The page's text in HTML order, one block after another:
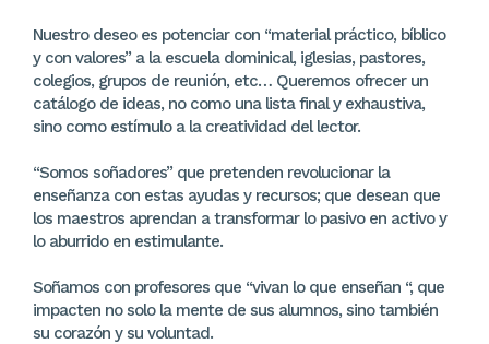
Nuestro deseo es potenciar con “material práctico, bíblico
y con valores” a la escuela dominical, iglesias, pastores,
colegios, grupos de reunión, etc… Queremos ofrecer un
catálogo de ideas, no como una lista final y exhaustiva,
sino como estímulo a la creatividad del lector.
“Somos soñadores” que pretenden revolucionar la
enseñanza con estas ayudas y recursos; que desean que
los maestros aprendan a transformar lo pasivo en activo y
lo aburrido en estimulante.
Soñamos con profesores que “vivan lo que enseñan “, que
impacten no solo la mente de sus alumnos, sino también
su corazón y su voluntad.